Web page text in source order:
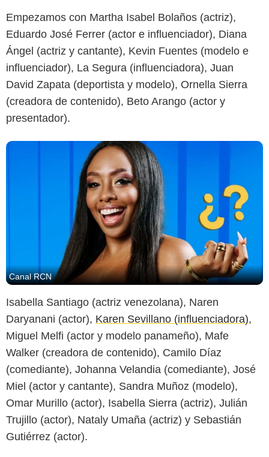
Empezamos con Martha Isabel Bolaños (actriz),
Eduardo José Ferrer (actor e influenciador), Diana
Ángel (actriz y cantante), Kevin Fuentes (modelo e
influenciador), La Segura (influenciadora), Juan
David Zapata (deportista y modelo), Ornella Sierra
(creadora de contenido), Beto Arango (actor y
presentador).
Canal RCN
Isabella Santiago (actriz venezolana), Naren
Daryanani (actor), Karen Sevillano (influenciadora),
Miguel Melfi (actor y modelo panameño), Mafe
Walker (creadora de contenido), Camilo Díaz
(comediante), Johanna Velandia (comediante), José
Miel (actor y cantante), Sandra Muñoz (modelo),
Omar Murillo (actor), Isabella Sierra (actriz), Julián
Trujillo (actor), Nataly Umaña (actriz) y Sebastián
Gutiérrez (actor).